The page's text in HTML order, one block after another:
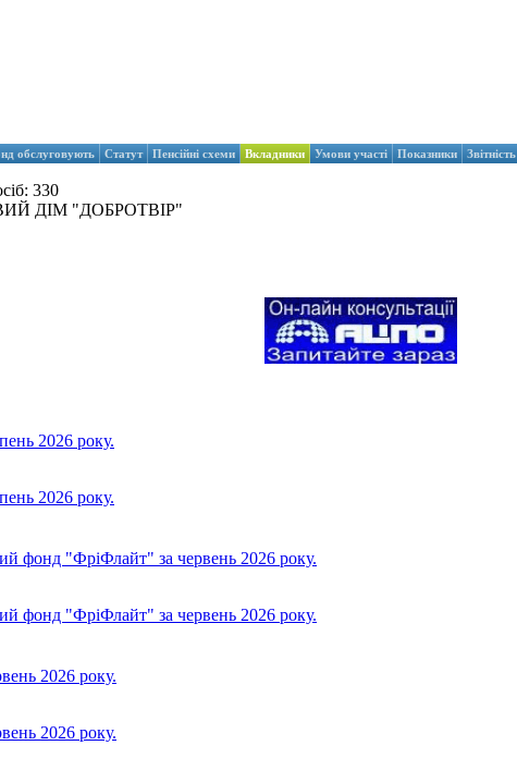
обслуговують Статут Пенсійні схеми Вкладники Умови участі Показники Звітність
330
ДІМ "ДОБРОТВІР"
2026 року.
2026 року.
фонд "ФріФлайт" за червень 2026 року.
фонд "ФріФлайт" за червень 2026 року.
2026 року.
2026 року.